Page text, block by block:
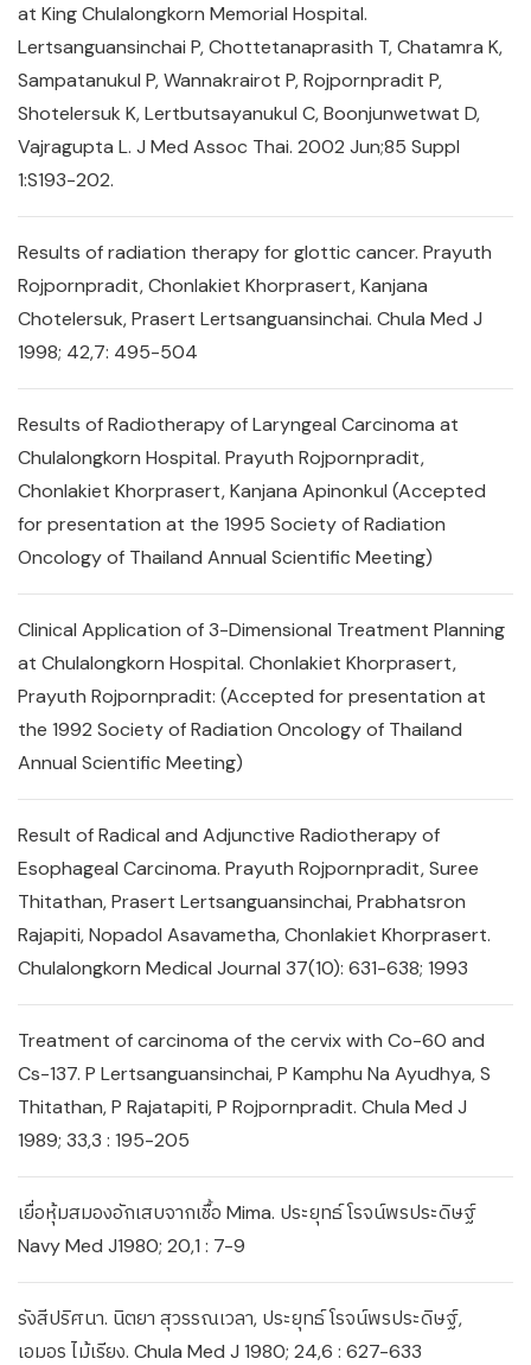
at King Chulalongkorn Memorial Hospital.
Lertsanguansinchai P, Chottetanaprasith T, Chatamra K,
Sampatanukul P, Wannakrairot P, Rojpornpradit P,
Shotelersuk K, Lertbutsayanukul C, Boonjunwetwat D,
Vajragupta L. J Med Assoc Thai. 2002 Jun;85 Suppl
1:S193-202.
Results of radiation therapy for glottic cancer. Prayuth
Rojpornpradit, Chonlakiet Khorprasert, Kanjana
Chotelersuk, Prasert Lertsanguansinchai. Chula Med J
1998; 42,7: 495-504
Results of Radiotherapy of Laryngeal Carcinoma at
Chulalongkorn Hospital. Prayuth Rojpornpradit,
Chonlakiet Khorprasert, Kanjana Apinonkul (Accepted
for presentation at the 1995 Society of Radiation
Oncology of Thailand Annual Scientific Meeting)
Clinical Application of 3-Dimensional Treatment Planning
at Chulalongkorn Hospital. Chonlakiet Khorprasert,
Prayuth Rojpornpradit: (Accepted for presentation at
the 1992 Society of Radiation Oncology of Thailand
Annual Scientific Meeting)
Result of Radical and Adjunctive Radiotherapy of
Esophageal Carcinoma. Prayuth Rojpornpradit, Suree
Thitathan, Prasert Lertsanguansinchai, Prabhatsron
Rajapiti, Nopadol Asavametha, Chonlakiet Khorprasert.
Chulalongkorn Medical Journal 37(10): 631-638; 1993
Treatment of carcinoma of the cervix with Co-60 and
Cs-137. P Lertsanguansinchai, P Kamphu Na Ayudhya, S
Thitathan, P Rajatapiti, P Rojpornpradit. Chula Med J
1989; 33,3 : 195-205
เยื่อหุ้มสมองอักเสบจากเชื้อ Mima. ประยุทธ์ โรจน์พรประดิษฐ์
Navy Med J1980; 20,1 : 7-9
รังสีปริศนา. นิตยา สุวรรณเวลา, ประยุทธ์ โรจน์พรประดิษฐ์,
เอมอร ไม้เรียง. Chula Med J 1980; 24,6 : 627-633